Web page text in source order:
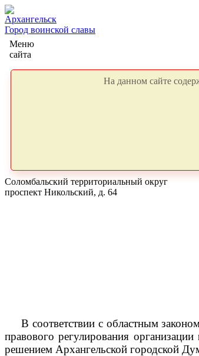
Архангельск
Город воинской славы
Меню
сайта
На данном сайте
Соломбальский территориальный округ
проспект Никольский, д. 64
В соответствии с областным
правового регулирования
решением Архангельской городской